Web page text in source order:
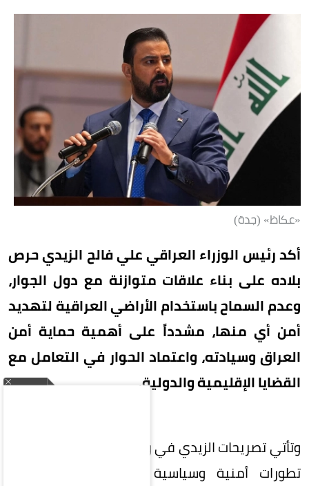
«عكاظ» (جدة)
أكد رئيس الوزراء العراقي علي فالح الزيدي حرص
بلاده على بناء علاقات متوازنة مع دول الجوار،
وعدم السماح باستخدام الأراضي العراقية لتهديد
أمن أي منها، مشدداً على أهمية حماية أمن
العراق وسيادته، واعتماد الحوار في التعامل مع
القضايا الإقليمية والدولية.
وتأتي تصريحات الزيدي في وقت تشهد فيه المنطقة
تطورات أمنية وسياسية متسارعة، وسط مساعٍ